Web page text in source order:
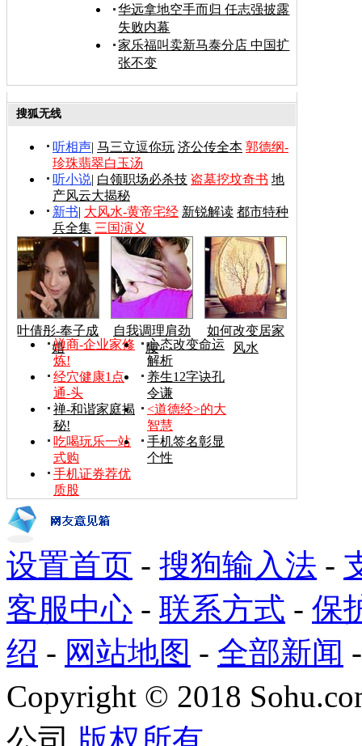
华远拿地空手而归 任志强披露
失败内幕
家乐福叫卖新马泰分店 中国扩
张不变
搜狐无线
听相声| 马三立逗你玩 济公传全本 郭德纲-
珍珠翡翠白玉汤
听小说| 白领职场必杀技 盗墓挖坟奇书 地
产风云大揭秘
新书| 大风水-黄帝宅经 新锐解读 都市特种
兵全集 三国演义
叶倩彤-奉子成
婚
自我调理肩劲
腰
如何改变居家
风水
禅商-企业家修
炼!
心态改变命运
解析
经穴健康1点
通-头
养生12字诀孔
令谦
禅-和谐家庭揭
秘!
<道德经>的大
智慧
吃喝玩乐一站
式购
手机签名彰显
个性
手机证券荐优
质股
设置首页 - 搜狗输入法 -
客服中心 - 联系方式 - 保
绍 - 网站地图 - 全部新闻
Copyright © 2018